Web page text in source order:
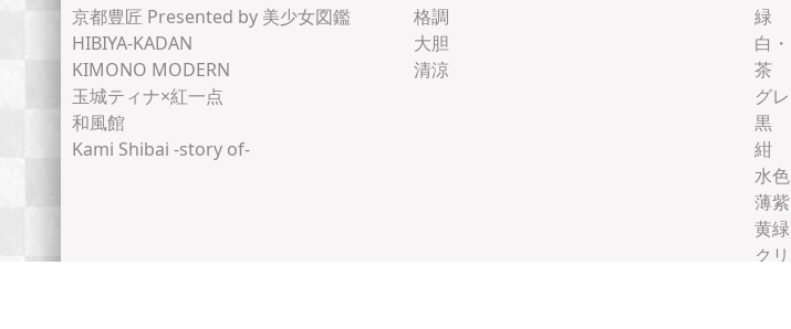
京都豊匠 Presented by 美少女図鑑
HIBIYA-KADAN
KIMONO MODERN
玉城ティナ×紅一点
和風館
Kami Shibai -story of-
格調
大胆
清涼
緑
白
茶
グ
黒
紺
水色
薄紫
黄緑
ク